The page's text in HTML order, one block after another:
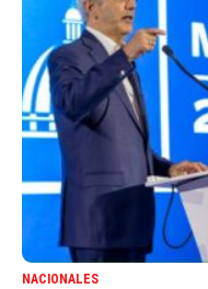
NACIONALES